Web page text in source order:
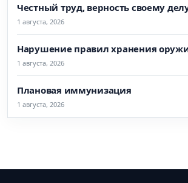
Честный труд, верность своему
1 августа, 2026
Нарушение правил хранения
1 августа, 2026
Плановая иммунизация
1 августа, 2026